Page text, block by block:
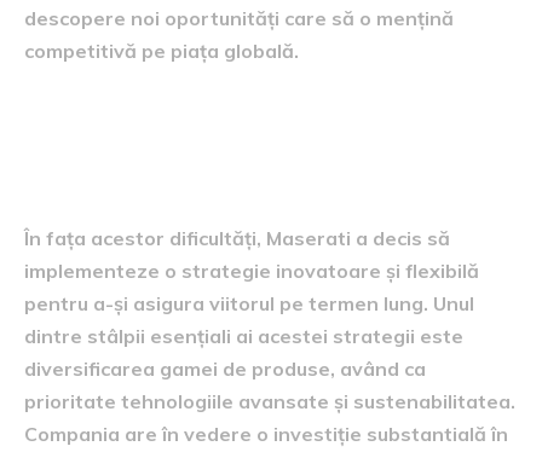
descopere noi oportunități care să o mențină
competitivă pe piața globală.
În fața acestor dificultăți, Maserati a decis să
implementeze o strategie inovatoare și flexibilă
pentru a-și asigura viitorul pe termen lung. Unul
dintre stâlpii esențiali ai acestei strategii este
diversificarea gamei de produse, având ca
prioritate tehnologiile avansate și sustenabilitatea.
Compania are în vedere o investiție substantială în